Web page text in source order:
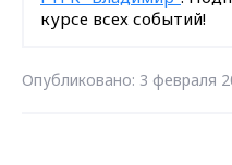
курсе всех событий!
Опубликовано: 3 февраля